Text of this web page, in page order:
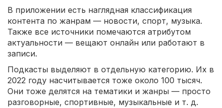
В приложении есть наглядная классификация
контента по жанрам — новости, спорт, музыка.
Также все источники помечаются атрибутом
актуальности — вещают онлайн или работают в
записи.
Подкасты выделяют в отдельную категорию. Их в
2022 году насчитывается тоже около 100 тысяч.
Они тоже делятся на тематики и жанры — просто
разговорные, спортивные, музыкальные и т. д.